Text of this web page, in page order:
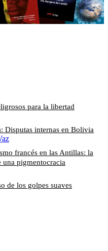
para la libertad
Disputas internas en Bolivia
francés en las Antillas: la
pigmentocracia
de los golpes suaves